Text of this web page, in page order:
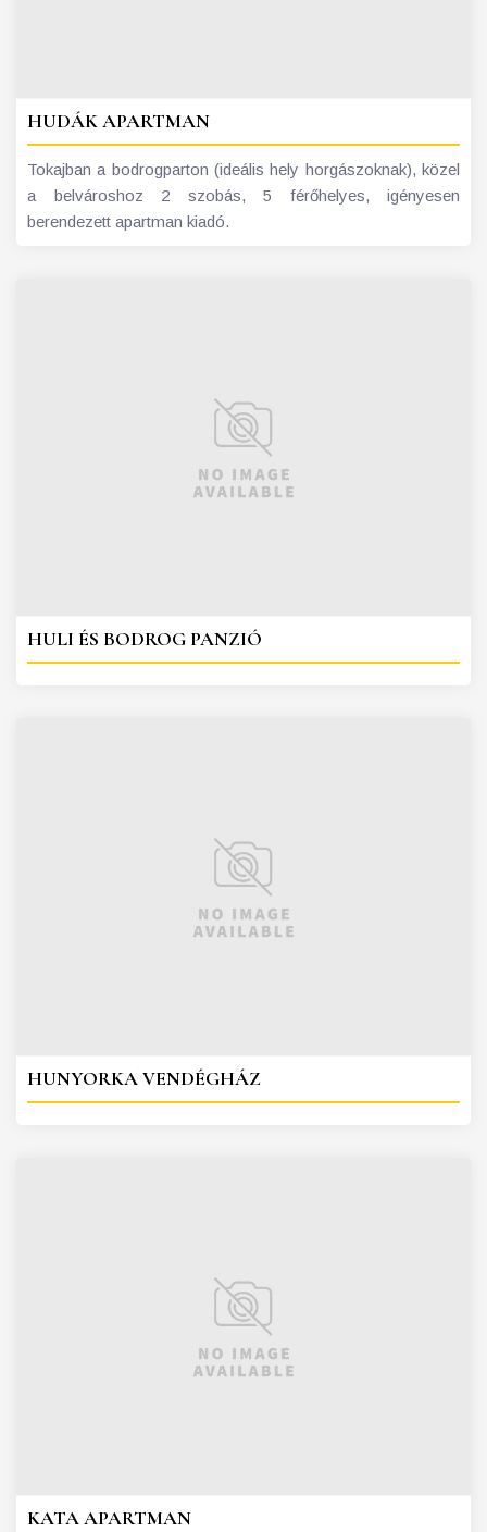
HUDÁK APARTMAN
Tokajban a bodrogparton (ideális hely horgászoknak), közel
a belvároshoz 2 szobás, 5 férőhelyes, igényesen
berendezett apartman kiadó.
HULI ÉS BODROG PANZIÓ
HUNYORKA VENDÉGHÁZ
KATA APARTMAN